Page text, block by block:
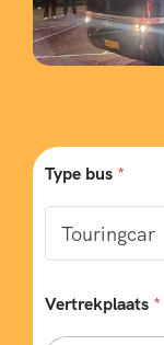
Type bus *
Vertrekplaats *